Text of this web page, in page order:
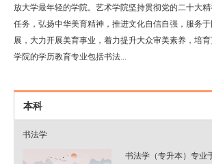
放大学最年轻的学院。艺术学院坚持贯彻党的二十大
任务，弘扬中华美育精神，推进文化自信自强，服务
展，大力开展美育事业，着力提升大众审美素养，培
学院的学历教育专业包括书法...
本科
书法学
书法学（专升本）专业